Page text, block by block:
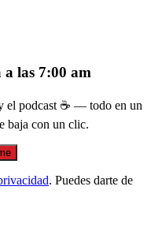
a las 7:00 am
el podcast ☕ — todo en un
baja con un clic.
. Puedes darte de